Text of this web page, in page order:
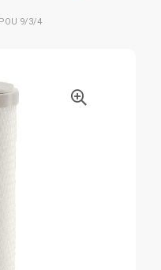
POU 9/3/4